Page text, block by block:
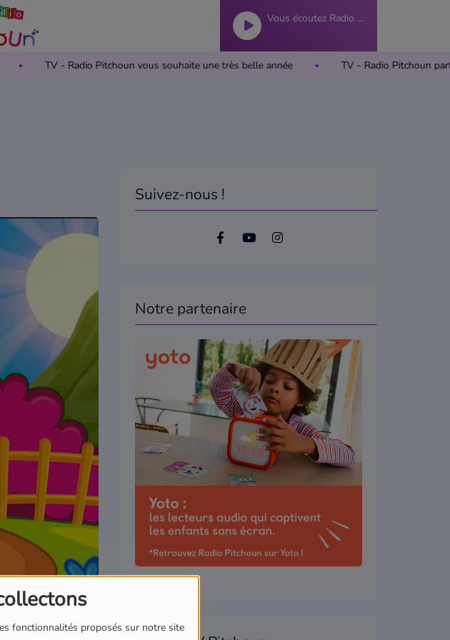
fonctionnalités proposés sur notre site
Vous écoutez Radio Pitchoun
TV - Radio Pitchoun vous souhaite une très belle année TV - Radio
Suivez-nous !
Notre partenaire